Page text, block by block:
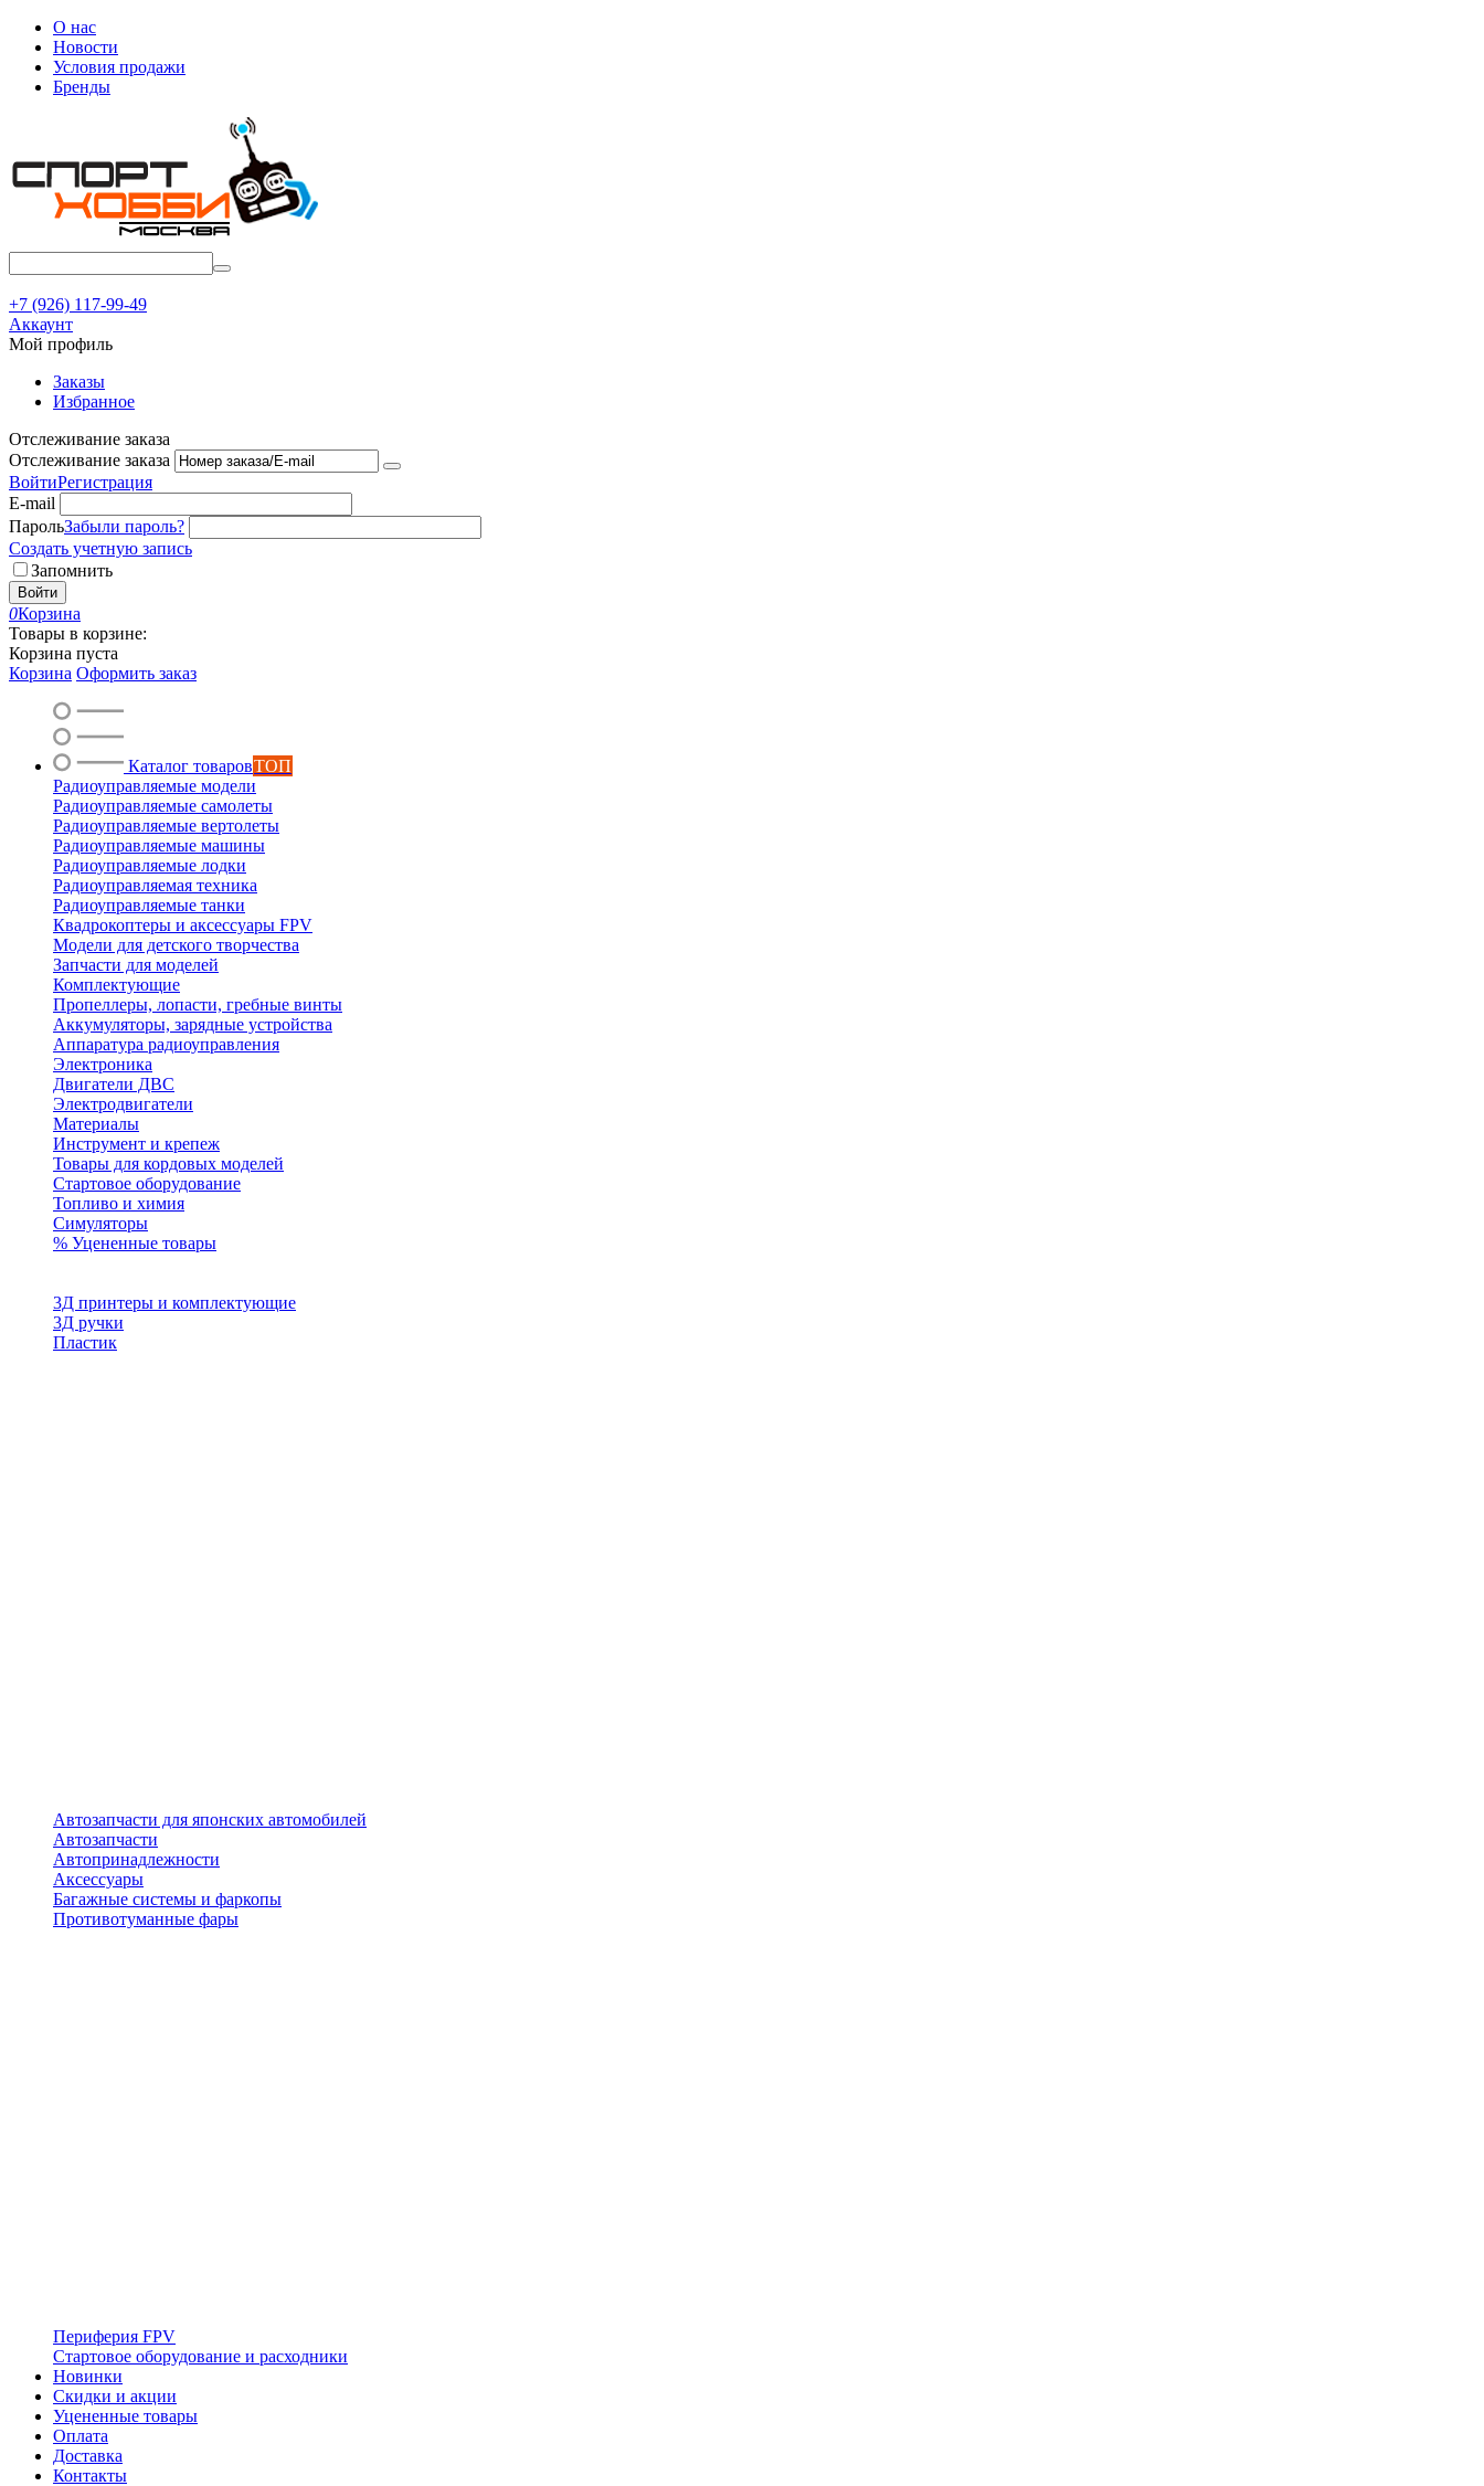
О нас
Новости
Условия продажи
Бренды
+7 (926) 117-99-49
Аккаунт
Мой профиль
Заказы
Избранное
Отслеживание заказа
Отслеживание заказа
ВойтиРегистрация
E-mail
ПарольЗабыли пароль?
Создать учетную запись
Запомнить
Войти
0Корзина
Товары в корзине:
Корзина пуста
Корзина Оформить заказ
Каталог товаровТОП
Радиоуправляемые модели
Радиоуправляемые самолеты
Радиоуправляемые вертолеты
Радиоуправляемые машины
Радиоуправляемые лодки
Радиоуправляемая техника
Радиоуправляемые танки
Квадрокоптеры и аксессуары FPV
Модели для детского творчества
Запчасти для моделей
Комплектующие
Пропеллеры, лопасти, гребные винты
Аккумуляторы, зарядные устройства
Аппаратура радиоуправления
Электроника
Двигатели ДВС
Электродвигатели
Материалы
Инструмент и крепеж
Товары для кордовых моделей
Стартовое оборудование
Топливо и химия
Симуляторы
% Уцененные товары
3Д принтеры и комплектующие
3Д ручки
Пластик
Автозапчасти для японских автомобилей
Автозапчасти
Автопринадлежности
Аксессуары
Багажные системы и фаркопы
Противотуманные фары
Периферия FPV
Стартовое оборудование и расходники
Новинки
Скидки и акции
Уцененные товары
Оплата
Доставка
Контакты